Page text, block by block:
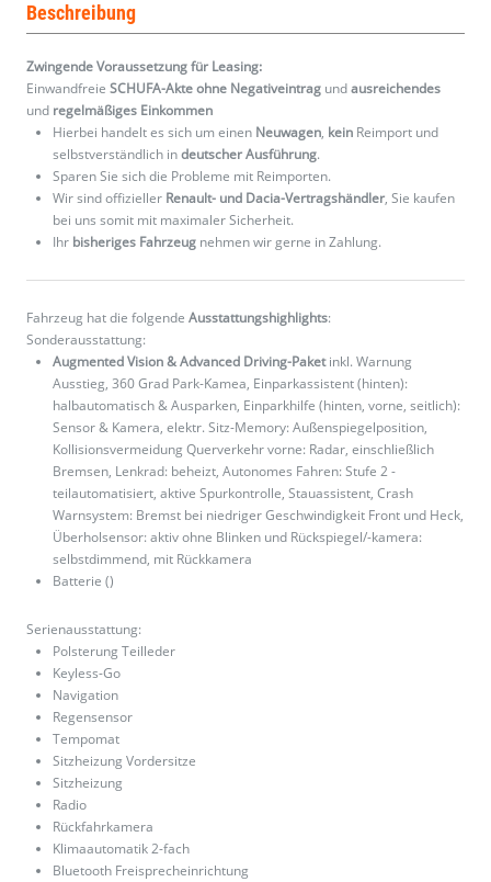
Beschreibung
Zwingende Voraussetzung für Leasing:
Einwandfreie SCHUFA-Akte ohne Negativeintrag undausreichendes
und regelmäßiges Einkommen
Hierbei handelt es sich um einen Neuwagen, kein Reimport und
selbstverständlich indeutscher Ausführung.
Sparen Sie sich die Probleme mit Reimporten.
Wir sind offizieller Renault- und Dacia-Vertragshändler, Sie kaufen
bei uns somit mit maximaler Sicherheit.
Ihr bisheriges Fahrzeug nehmen wir gerne in Zahlung.
Fahrzeug hat die folgende Ausstattungshighlights:
Sonderausstattung:
Augmented Vision & Advanced Driving-Paketinkl. Warnung
Ausstieg, 360 Grad Park-Kamea, Einparkassistent (hinten):
halbautomatisch & Ausparken, Einparkhilfe (hinten, vorne, seitlich):
Sensor & Kamera, elektr. Sitz-Memory: Außenspiegelposition,
Kollisionsvermeidung Querverkehr vorne: Radar, einschließlich
Bremsen, Lenkrad: beheizt, Autonomes Fahren: Stufe 2 -
teilautomatisiert, aktive Spurkontrolle, Stauassistent, Crash
Warnsystem: Bremst bei niedriger Geschwindigkeit Front und Heck,
Überholsensor: aktiv ohne Blinken und Rückspiegel/-kamera:
selbstdimmend, mit Rückkamera
Batterie ()
Serienausstattung:
Polsterung Teilleder
Keyless-Go
Navigation
Regensensor
Tempomat
Sitzheizung Vordersitze
Sitzheizung
Radio
Rückfahrkamera
Klimaautomatik 2-fach
Bluetooth Freisprecheinrichtung